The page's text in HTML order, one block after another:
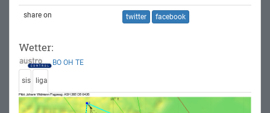
share on twitter facebook
Wetter:
BO OH TE
sis liga